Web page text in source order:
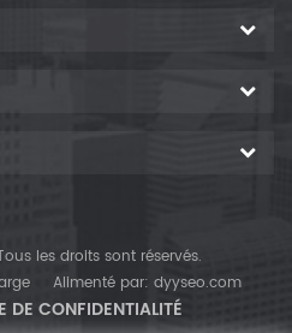
les droits sont réservés.
Alimenté par: dyyseo.com
DE CONFIDENTIALITÉ